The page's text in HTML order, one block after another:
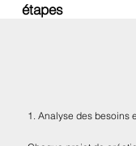
étapes
1. Analyse des besoins